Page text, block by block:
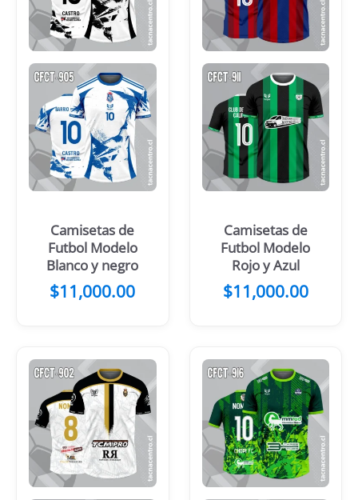
Camisetas de
Futbol Modelo
Blanco y negro
$11,000.00
Camisetas de
Futbol Modelo
Rojo y Azul
$11,000.00